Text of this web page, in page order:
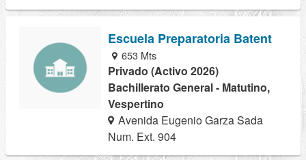
Escuela Preparatoria Batent
653 Mts
Privado (Activo 2026)
Bachillerato General - Matutino,
Vespertino
Avenida Eugenio Garza Sada
Num. Ext. 904